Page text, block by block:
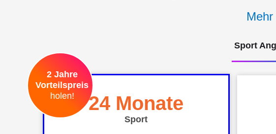
Sport
2 Jahre
Vorteilspreis
holen!
24 Monate
Sport